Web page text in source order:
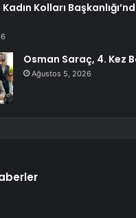
Kolları
Osman Saraç, 4. Kez
Ağustos 5, 2026